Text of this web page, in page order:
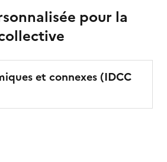
pour la
et connexes (IDCC